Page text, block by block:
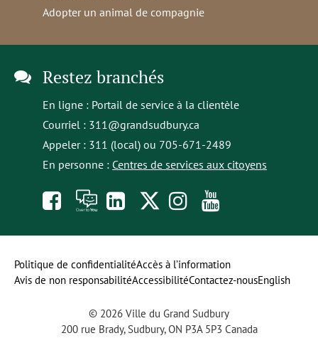
Adopter un animal de compagnie
Restez branchés
En ligne : Portail de service à la clientèle
Courriel : 311@grandsudbury.ca
Appeler : 311 (local) ou 705-671-2489
En personne : Centres de services aux citoyens
Like
us
on
Facebook
À
toi
la
opens
in
a
tab
Follow
us
on
Follow
us
on
Instagram
to
our
YouTube
channel
© 2026 Ville du Grand Sudbury
200 rue Brady, Sudbury, ON P3A 5P3 Canada
Politique de confidentialitéAccès à l’information
Avis de non responsabilitéAccessibilitéContactez-nousEnglish